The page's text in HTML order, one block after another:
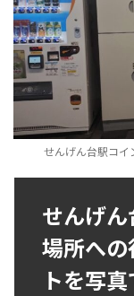
せんげん台駅コイ
せんげ
場所へ
トを写